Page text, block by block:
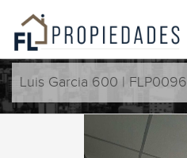
Luis Garcia 600 | FLP0096